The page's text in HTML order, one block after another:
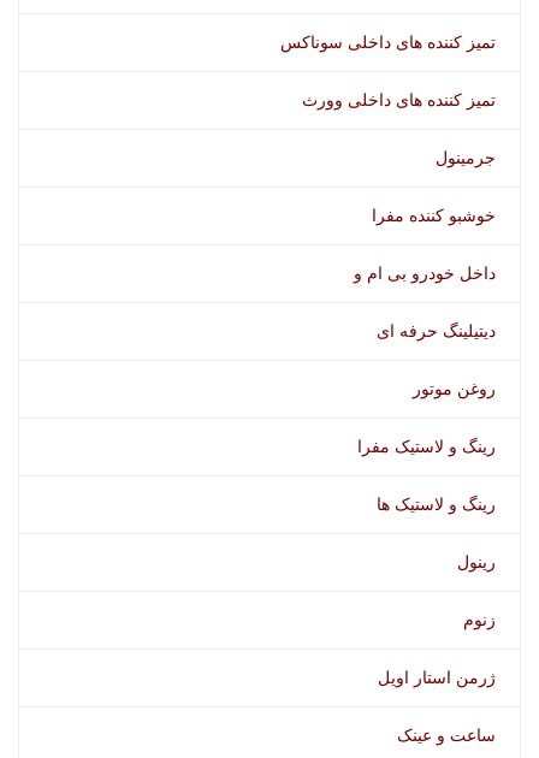
تمیز کننده های داخلی سوناکس
تمیز کننده های داخلی وورث
جرمینول
خوشبو کننده مفرا
داخل خودرو بی ام و
دیتیلینگ حرفه ای
روغن موتور
رینگ و لاستیک مفرا
رینگ و لاستیک ها
رینول
زنوم
ژرمن استار اویل
ساعت و عینک